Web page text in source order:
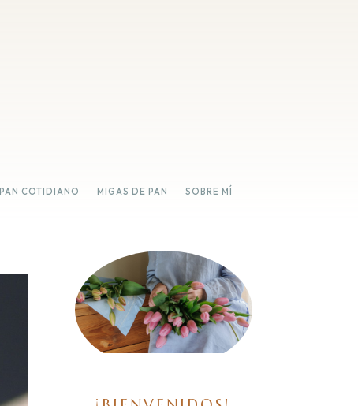
PAN COTIDIANO MIGAS DE PAN SOBRE MÍ